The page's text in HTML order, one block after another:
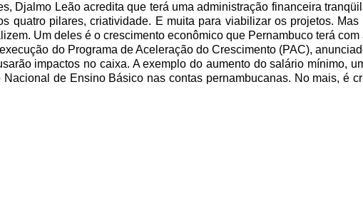
Djalmo Leão acredita que terá uma administração financeira
quatro pilares, criatividade. E muita para viabilizar os projetos.
Um deles é o crescimento econômico que Pernambuco terá
do Programa de Aceleração do Crescimento (PAC),
impactos no caixa. A exemplo do aumento do salário mínimo,
de Ensino Básico nas contas pernambucanas. No mais, é